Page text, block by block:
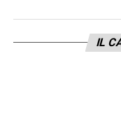
dei campani, e
così decisiva, il
IL